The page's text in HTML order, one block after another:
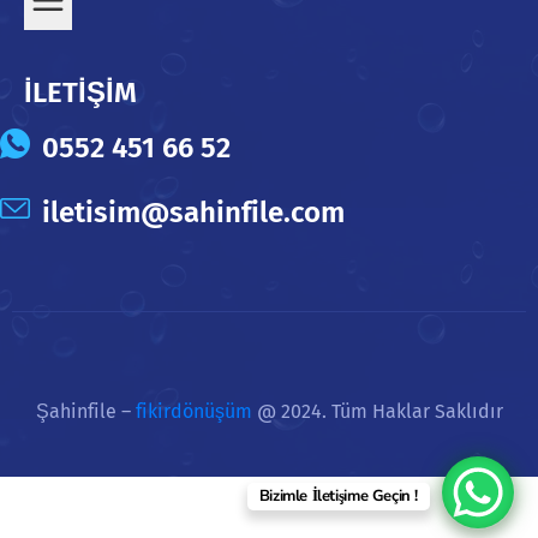
İLETİŞİM
0552 451 66 52
iletisim@sahinfile.com
Şahinfile – fikirdönüşüm @ 2024. Tüm Haklar Saklıdır
Bizimle İletişime Geçin !